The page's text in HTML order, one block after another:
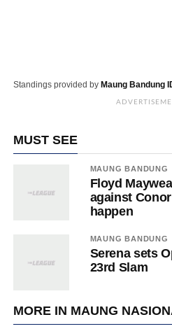
Standings provided by Maung Bandung
MUST SEE
MAUNG BANDUNG
Floyd
against
happen
MAUNG BANDUNG
Serena sets
23rd Slam
MORE IN MAUNG